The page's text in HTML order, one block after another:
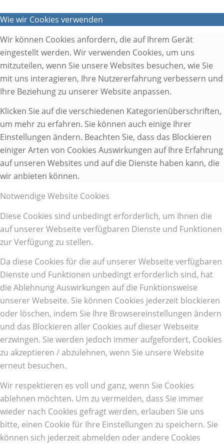
Wie wir Cookies verwenden
Wir können Cookies anfordern, die auf Ihrem Gerät
eingestellt werden. Wir verwenden Cookies, um uns
mitzuteilen, wenn Sie unsere Websites besuchen, wie Sie
mit uns interagieren, Ihre Nutzererfahrung verbessern und
Ihre Beziehung zu unserer Website anpassen.
Klicken Sie auf die verschiedenen Kategorienüberschriften,
um mehr zu erfahren. Sie können auch einige Ihrer
Einstellungen ändern. Beachten Sie, dass das Blockieren
einiger Arten von Cookies Auswirkungen auf Ihre Erfahrung
auf unseren Websites und auf die Dienste haben kann, die
wir anbieten können.
Notwendige Website Cookies
Diese Cookies sind unbedingt erforderlich, um Ihnen die
auf unserer Webseite verfügbaren Dienste und Funktionen
zur Verfügung zu stellen.
Da diese Cookies für die auf unserer Webseite verfügbaren
Dienste und Funktionen unbedingt erforderlich sind, hat
die Ablehnung Auswirkungen auf die Funktionsweise
unserer Webseite. Sie können Cookies jederzeit blockieren
oder löschen, indem Sie Ihre Browsereinstellungen ändern
und das Blockieren aller Cookies auf dieser Webseite
erzwingen. Sie werden jedoch immer aufgefordert, Cookies
zu akzeptieren / abzulehnen, wenn Sie unsere Website
erneut besuchen.
Wir respektieren es voll und ganz, wenn Sie Cookies
ablehnen möchten. Um zu vermeiden, dass Sie immer
wieder nach Cookies gefragt werden, erlauben Sie uns
bitte, einen Cookie für Ihre Einstellungen zu speichern. Sie
können sich jederzeit abmelden oder andere Cookies